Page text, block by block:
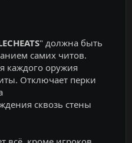
" должна быть
самих читов.
каждого оружия
Отключает перки
сквозь стены